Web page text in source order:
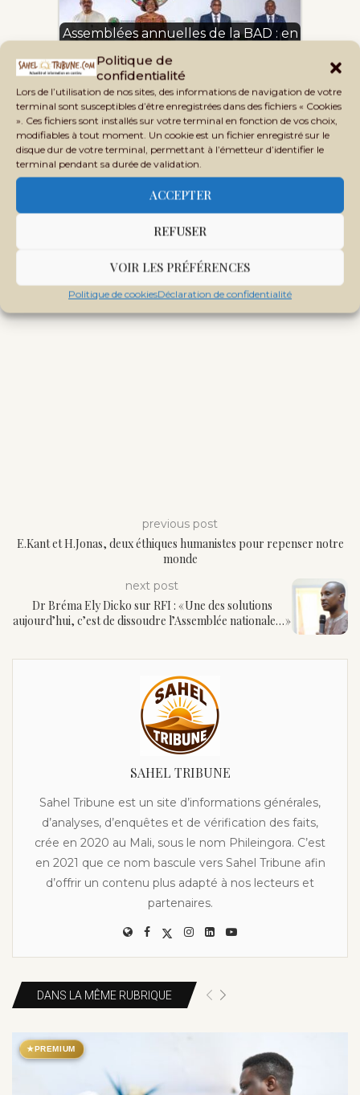
Politique de
confidentialité
Lors de l’utilisation de nos sites, des informations de navigation de votre
terminal sont susceptibles d’être enregistrées dans des fichiers « Cookies
». Ces fichiers sont installés sur votre terminal en fonction de vos choix,
modifiables à tout moment. Un cookie est un fichier enregistré sur le
disque dur de votre terminal, permettant à l’émetteur d’identifier le
terminal pendant sa durée de validation.
ACCEPTER
REFUSER
VOIR LES PRÉFÉRENCES
Politique de cookiesDéclaration de confidentialité
Assemblées annuelles de la BAD : en
previous post
E.Kant et H.Jonas, deux éthiques humanistes pour repenser notre
monde
next post
Dr Bréma Ely Dicko sur RFI : « Une des solutions
aujourd’hui, c’est de dissoudre l’Assemblée nationale… »
SAHEL TRIBUNE
Sahel Tribune est un site d’informations générales,
d’analyses, d’enquêtes et de vérification des faits,
crée en 2020 au Mali, sous le nom Phileingora. C’est
en 2021 que ce nom bascule vers Sahel Tribune afin
d’offrir un contenu plus adapté à nos lecteurs et
partenaires.
DANS LA MÊME RUBRIQUE
★PREMIUM